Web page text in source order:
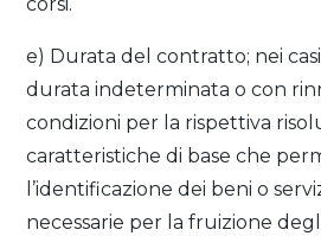
e) Durata del contratto; nei
durata indeterminata o con
condizioni per la rispettiva
caratteristiche di base che
l’identificazione dei beni o
necessarie per la fruizione